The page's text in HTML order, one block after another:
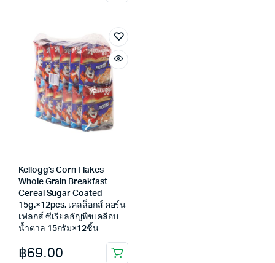
Kellogg’s Corn Flakes
Whole Grain Breakfast
Cereal Sugar Coated
15g.×12pcs. เคลล็อกส์ คอร์น
เฟลกส์ ซีเรียลธัญพืชเคลือบ
น้ำตาล 15กรัม×12ชิ้น
฿69.00